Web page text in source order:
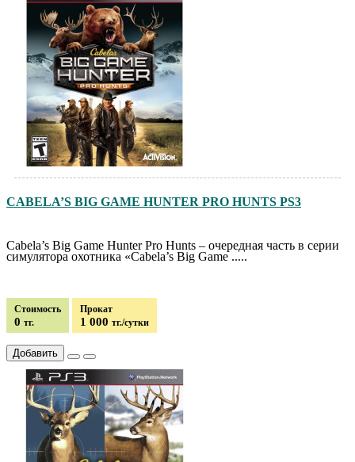
CABELA’S BIG GAME HUNTER PRO HUNTS PS3
Cabela’s Big Game Hunter Pro Hunts – очередная часть в серии
симулятора охотника «Cabela’s Big Game .....
Стоимость
0 тг.
Прокат
1 000 тг./сутки
Добавить